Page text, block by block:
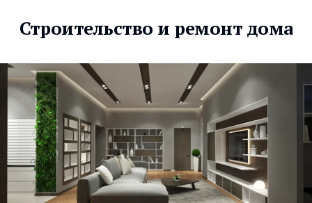
Строительство и ремонт дома